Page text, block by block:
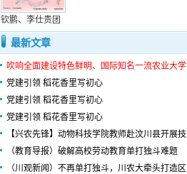
钦鹏、李仕贵团
最新文章
吹响全面建设特色鲜明、国际知名一流农业大学
党建引领 稻花香里写初心
党建引领 稻花香里写初心
党建引领 稻花香里写初心
【兴农先锋】动物科技学院教师赴汶川县开展技
（教育导报）破解高校劳动教育单打独斗难题
（川观新闻）不再单打独斗，川农大牵头打造区